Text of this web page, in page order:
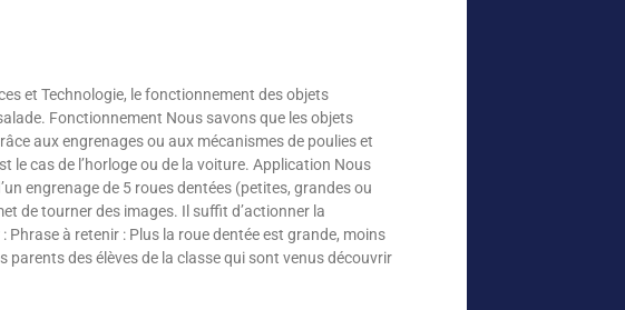
et Technologie, le fonctionnement des objets
Fonctionnement Nous savons que les objets
aux engrenages ou aux mécanismes de poulies et
le cas de l’horloge ou de la voiture. Application Nous
engrenage de 5 roues dentées (petites, grandes ou
de tourner des images. Il suffit d’actionner la
Phrase à retenir : Plus la roue dentée est grande, moins
des élèves de la classe qui sont venus découvrir